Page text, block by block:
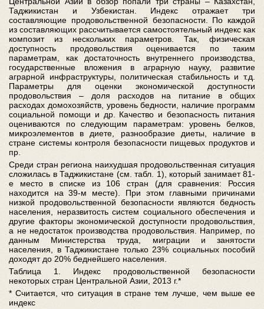
Таджикистан и Узбекистан. Индекс отражает три
составляющие продовольственной безопасности. По каждой
из составляющих рассчитывается самостоятельный индекс как
композит из нескольких параметров. Так, физическая
доступность продовольствия оценивается по таким
параметрам, как достаточность внутреннего производства,
государственные вложения в аграрную науку, развитие
аграрной инфраструктуры, политическая стабильность и т.д.
Параметры для оценки экономической доступности
продовольствия – доля расходов на питание в общих
расходах домохозяйств, уровень бедности, наличие программ
социальной помощи и др. Качество и безопасность питания
оцениваются по следующим параметрам: уровень белков,
микроэлементов в диете, разнообразие диеты, наличие в
стране системы контроля безопасности пищевых продуктов и
пр.
Среди стран региона наихудшая продовольственная ситуация
сложилась в Таджикистане (см. табл. 1), который занимает 81-
е место в списке из 106 стран (для сравнения: Россия
находится на 39-м месте). При этом главными причинами
низкой продовольственной безопасности являются бедность
населения, неразвитость систем социального обеспечения и
другие факторы экономической доступности продовольствия,
а не недостаток производства продовольствия. Например, по
данным Министерства труда, миграции и занятости
населения, в Таджикистане только 23% социальных пособий
доходят до 20% беднейшего населения.
Таблица 1. Индекс продовольственной безопасности
некоторых стран Центральной Азии, 2013 г.*
* Считается, что ситуация в стране тем лучше, чем выше ее
индекс